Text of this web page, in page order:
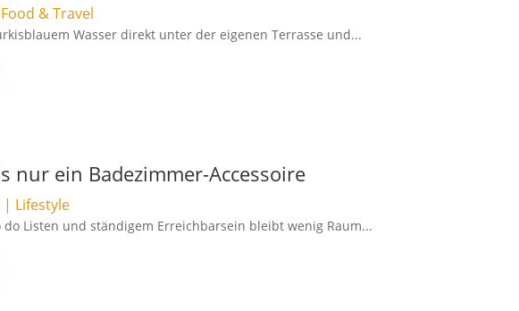
Food & Travel
Wasser direkt unter der eigenen Terrasse und...
nur ein Badezimmer-Accessoire
| Lifestyle
Listen und ständigem Erreichbarsein bleibt wenig Raum...